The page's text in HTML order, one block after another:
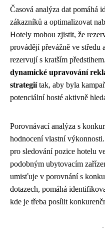
Časová analýza dat pomáhá
zákazníků a optimalizovat
Hotely mohou zjistit, že
provádějí převážně ve středu
rezervují s kratším
dynamické upravování
strategiítak, aby byla
potenciální hosté aktivně
Porovnávací analýza s
hodnocení vlastní
pro sledování pozice hotelu
podobným ubytovacím
umisťuje v porovnání s
dotazech, pomáhá
kde je třeba posílit